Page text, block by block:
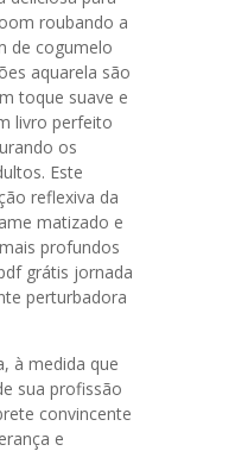
roubando a
de cogumelo
aquarela são
toque suave e
livro perfeito
os
Este
reflexiva da
matizado e
profundos
grátis jornada
perturbadora
à medida que
sua profissão
convincente
e